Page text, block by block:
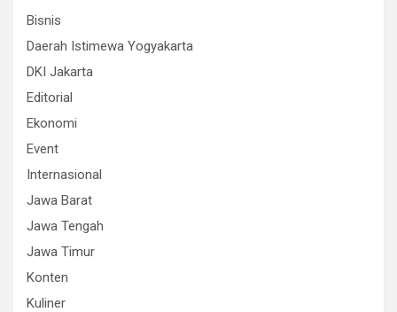
Bisnis
Daerah Istimewa Yogyakarta
DKI Jakarta
Editorial
Ekonomi
Event
Internasional
Jawa Barat
Jawa Tengah
Jawa Timur
Konten
Kuliner